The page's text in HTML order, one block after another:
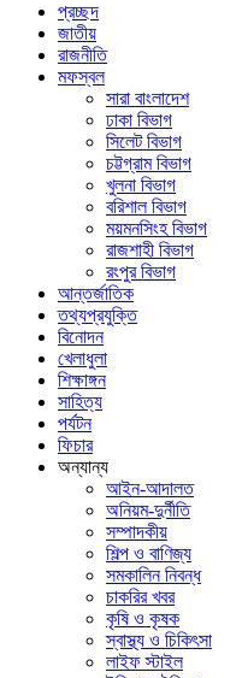
প্রচ্ছদ
জাতীয়
রাজনীতি
মফস্বল
সারা বাংলাদেশ
ঢাকা বিভাগ
সিলেট বিভাগ
চট্টগ্রাম বিভাগ
খুলনা বিভাগ
বরিশাল বিভাগ
ময়মনসিংহ বিভাগ
রাজশাহী বিভাগ
রংপুর বিভাগ
আন্তর্জাতিক
তথ্যপ্রযুক্তি
বিনোদন
খেলাধুলা
শিক্ষাঙ্গন
সাহিত্য
পর্যটন
ফিচার
অন্যান্য
আইন-আদালত
অনিয়ম-দুর্নীতি
সম্পাদকীয়
শিল্প ও বাণিজ্য
সমকালিন নিবন্ধ
চাকরির খবর
কৃষি ও কৃষক
স্বাস্থ্য ও চিকিৎসা
লাইফ স্টাইল